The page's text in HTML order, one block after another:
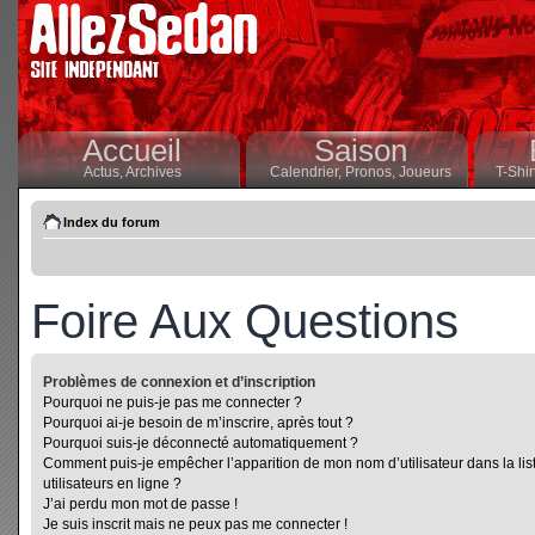
Accueil
Actus,Archives
Saison
Calendrier,Pronos, Joueurs T-
Index du forum
Foire Aux Questions
Problèmes de connexion et d’inscription
Pourquoi ne puis-je pas me connecter ?
Pourquoi ai-je besoin de m’inscrire, après tout ?
Pourquoi suis-je déconnecté automatiquement ?
Comment puis-je empêcher l’apparition de mon nom d’utilisateur dans la
utilisateurs en ligne ?
J’ai perdu mon mot de passe !
Je suis inscrit mais ne peux pas me connecter !